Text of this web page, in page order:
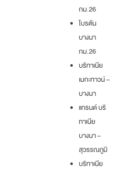
กม.26
ไบรตัน
บางนา
กม.26
บริทาเนีย
เมกะทาวน์ –
บางนา
แกรนด์ บริ
ทาเนีย
บางนา –
สุวรรณภูมิ
บริทาเนีย